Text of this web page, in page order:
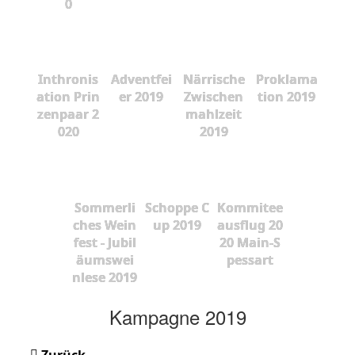
0
Inthronis
ation Prin
zenpaar 2
020
Adventfei
er 2019
Närrische
Zwischen
mahlzeit
2019
Proklama
tion 2019
Sommerli
ches Wein
fest - Jubil
äumswei
nlese 2019
Schoppe C
up 2019
Kommitee
ausflug 20
20 Main-S
pessart
Kampagne 2019